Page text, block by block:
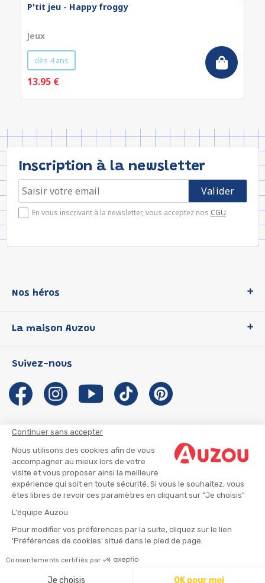
Continuer sans accepter
Nous utilisons des cookies afin de vous
accompagner au mieux lors de votre
visite et vous proposer ainsi la meilleure
expérience qui soit en toute sécurité. Si vous le souhaitez, vous
êtes libres de revoir ces paramètres en cliquant sur "Je choisis"
L'équipe Auzou
Pour modifier vos préférences par la suite, cliquez sur le lien
'Préférences de cookies' situé dans le pied de page.
Consentements certifiés par
Je choisis OK pour moi
P'tit jeu - Happy froggy
Jeux
dès 4 ans
13.95 €
Inscription à la newsletter
En vous inscrivant à la newsletter, vous acceptez nos CGU.
Nos héros
P'tit Loup
Les Influenceuses
Migali
Petite Taupe
La maison Auzou
Notre histoire
Auzou s'engage
Auteurs et illustrateurs Auzou
Suivre mon colis
Infos consommateur
Suivez-nous
CGU
CGV
Mentions légales
© 2026 - AUZOU |